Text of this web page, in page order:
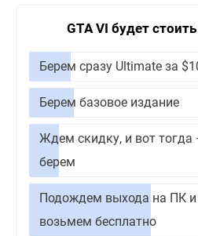
GTA VI будет
Берем сразу Ultimate за
Берем базовое издание
Ждем скидку, и вот тогда
берем
Подождем выхода на ПК и
возьмем бесплатно